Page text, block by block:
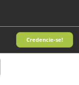
Credencie-se!